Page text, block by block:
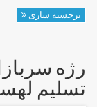
برجسته سازی
رژه
تسلیم